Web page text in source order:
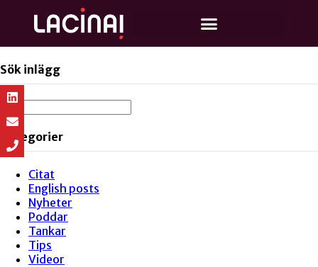
Sök inlägg
Kategorier
Citat
English posts
Nyheter
Poddar
Tankar
Tips
Videor